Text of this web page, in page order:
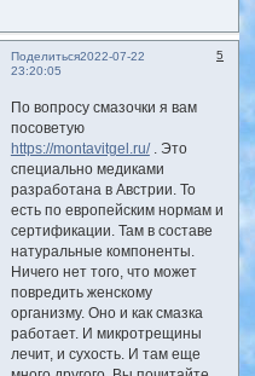
Поделиться 5
2022-07-22
23:20:05
По вопросу смазочки я вам
посоветую
https://montavitgel.ru/. Это
специально медиками
разработана в Австрии. То
есть по европейским нормам и
сертификации. Там в составе
натуральные компоненты.
Ничего нет того, что может
повредить женскому
организму. Оно и как смазка
работает. И микротрещины
лечит, и сухость. И там еще